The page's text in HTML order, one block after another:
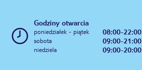
Godziny otwarcia
poniedziałek - piątek 08:00-22:00
sobota 09:00-21:00
niedziela 09:00-20:00